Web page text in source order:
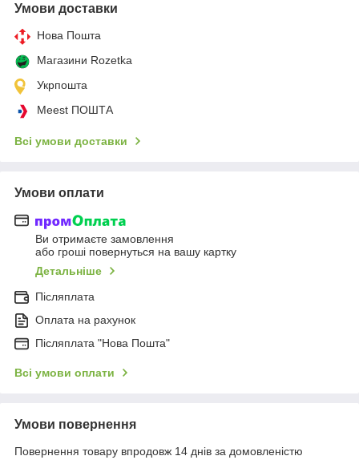
Умови доставки
Нова Пошта
Магазини Rozetka
Укрпошта
Meest ПОШТА
Всі умови доставки
Умови оплати
Ви отримаєте замовлення
або гроші повернуться на вашу картку
Детальніше
Післяплата
Оплата на рахунок
Післяплата "Нова Пошта"
Всі умови оплати
Умови повернення
Повернення товару впродовж 14 днів за домовленістю